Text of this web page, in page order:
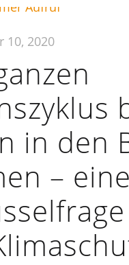
10, 2020
in den
– eine